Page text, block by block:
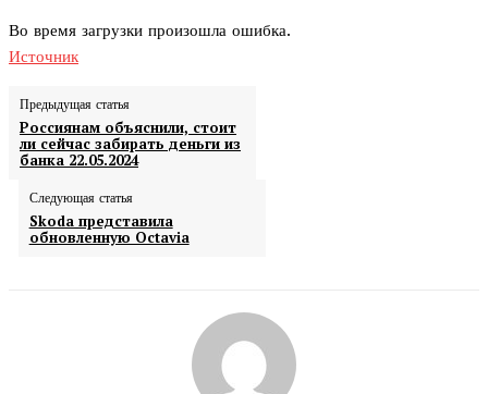
Во время загрузки произошла ошибка.
Источник
Предыдущая статья
Россиянам объяснили, стоит
ли сейчас забирать деньги из
банка 22.05.2024
Следующая статья
Skoda представила
обновленную Octavia